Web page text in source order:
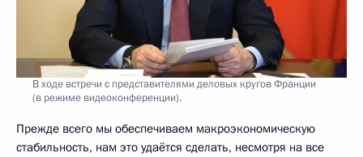
В ходе встречи с представителями деловых кругов Франции
(в режиме видеоконференции).
Прежде всего мы обеспечиваем макроэкономическую
стабильность, нам это удаётся сделать, несмотря на все